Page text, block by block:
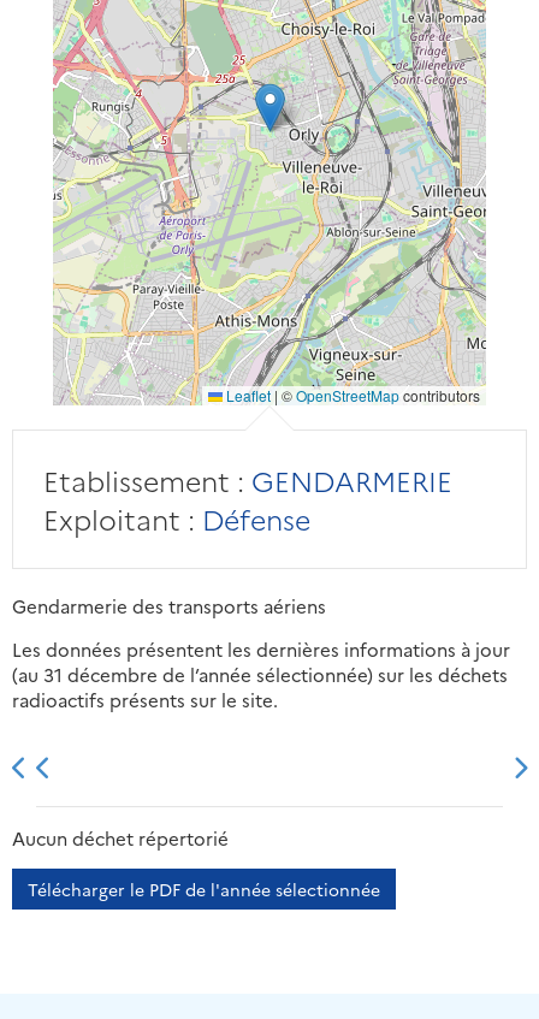
Leaflet | ©OpenStreetMapcontributors
Etablissement : GENDARMERIE
Exploitant : Défense
Gendarmerie des transports aériens
Les données présentent les dernières informations à jour
(au 31 décembre de l’année sélectionnée) sur les déchets
radioactifs présents sur le site.
2013 2014
Aucun déchet répertorié
Télécharger le PDF de l'année sélectionnée